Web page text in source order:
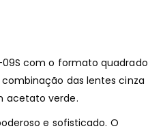
09S com o formato quadrado
das lentes cinza
acetato verde.
e sofisticado. O